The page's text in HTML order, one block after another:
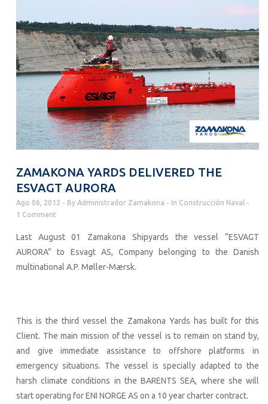
ZAMAKONA YARDS DELIVERED THE
ESVAGT AURORA
Ago 06, 2012 By Administrador Zamakona In Construcción Naval
1 Comment
Last August 01 Zamakona Shipyards the vessel “ESVAGT
AURORA” to Esvagt AS, Company belonging to the Danish
multinational A.P. Møller-Mærsk.
This is the third vessel the Zamakona Yards has built for this
Client. The main mission of the vessel is to remain on stand by,
and give immediate assistance to offshore platforms in
emergency situations. The vessel is specially adapted to the
harsh climate conditions in the BARENTS SEA, where she will
start operating for ENI NORGE AS on a 10 year charter contract.